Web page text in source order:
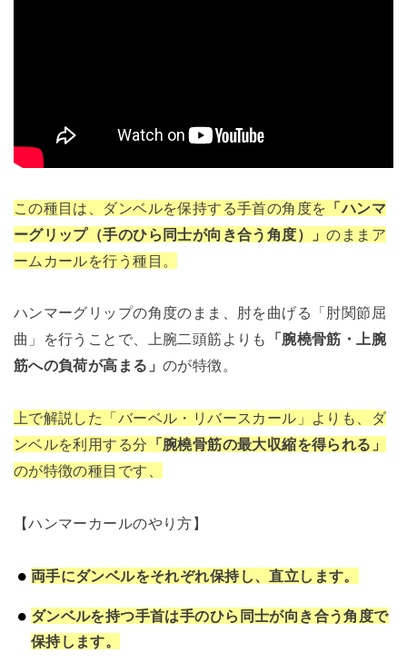
この種目は、ダンベルを保持する手首の角度を 「ハンマ
ーグリップ（手のひら同士が向き合う角度）」のままア
ームカールを行う種目。
ハンマーグリップの角度のまま、肘を曲げる「肘関節屈
曲」を行うことで、上腕二頭筋よりも
「腕橈骨筋・上腕
筋への負荷が高まる」 のが特徴。
上で解説した「バーベル・リバースカール」よりも、ダ
ンベルを利用する分 「腕橈骨筋の最大収縮を得られる」
のが特徴の種目です、
【ハンマーカールのやり方】
両手にダンベルをそれぞれ保持し、直立します。
ダンベルを持つ手首は手のひら同士が向き合う角度で
保持します。